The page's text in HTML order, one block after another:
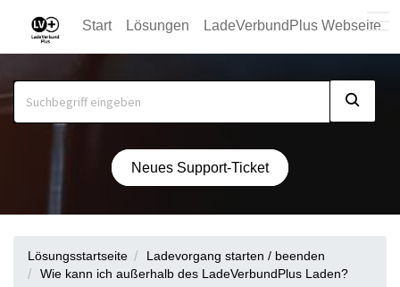
Start Lösungen LadeVerbundPlus Webseite
Neues Support-Ticket
Lösungsstartseite
Ladevorgang starten / beenden
Wie kann ich außerhalb des LadeVerbundPlus Laden?